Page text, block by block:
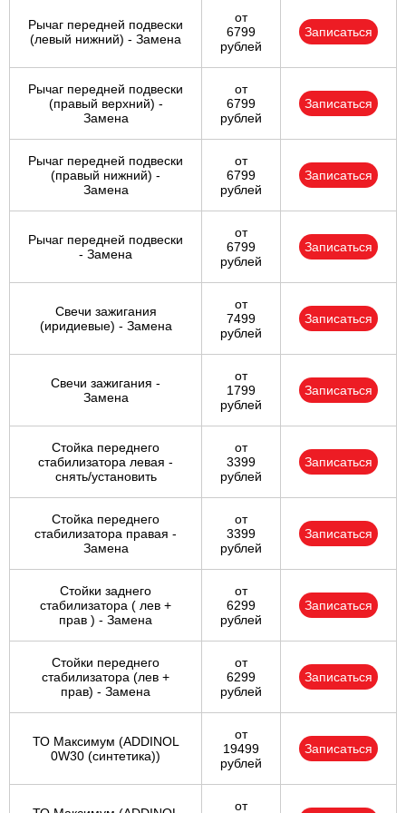
Рычаг передней подвески
(левый нижний) - Замена
от
6799
рублей
Записаться
Рычаг передней подвески
(правый верхний) -
Замена
от
6799
рублей
Записаться
Рычаг передней подвески
(правый нижний) -
Замена
от
6799
рублей
Записаться
Рычаг передней подвески
- Замена
от
6799
рублей
Записаться
Свечи зажигания
(иридиевые) - Замена
от
7499
рублей
Записаться
Свечи зажигания -
Замена
от
1799
рублей
Записаться
Стойка переднего
стабилизатора левая -
снять/установить
от
3399
рублей
Записаться
Стойка переднего
стабилизатора правая -
Замена
от
3399
рублей
Записаться
Стойки заднего
стабилизатора ( лев +
прав ) - Замена
от
6299
рублей
Записаться
Стойки переднего
стабилизатора (лев +
прав) - Замена
от
6299
рублей
Записаться
ТО Максимум (ADDINOL
0W30 (синтетика))
от
19499
рублей
Записаться
от